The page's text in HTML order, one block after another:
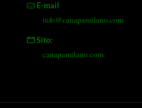
E-mail
info@canapamilano.com
Sito:
canapamilano.com